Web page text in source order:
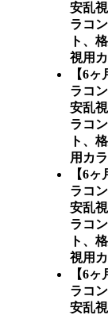
安乱
ラコ
ト、
視用
【6
ラコ
安乱
ラコ
ト、
用カ
【6
ラコ
安乱
ラコ
ト、
視用
【6
ラコ
安乱